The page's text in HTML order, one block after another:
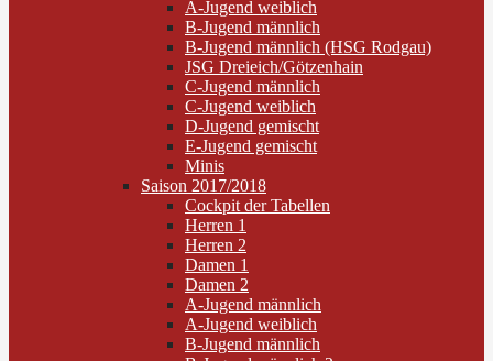
A-Jugend weiblich
B-Jugend männlich
B-Jugend männlich (HSG Rodgau)
JSG Dreieich/Götzenhain
C-Jugend männlich
C-Jugend weiblich
D-Jugend gemischt
E-Jugend gemischt
Minis
Saison 2017/2018
Cockpit der Tabellen
Herren 1
Herren 2
Damen 1
Damen 2
A-Jugend männlich
A-Jugend weiblich
B-Jugend männlich